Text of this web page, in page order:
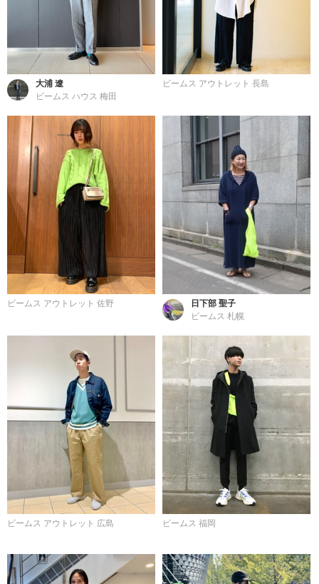
大浦 遼
ビームス ハウス 梅田
ビームス アウトレット 長島
ビームス アウトレット 佐野
日下部 聖子
ビームス 札幌
ビームス アウトレット 広島 ビームス 福岡